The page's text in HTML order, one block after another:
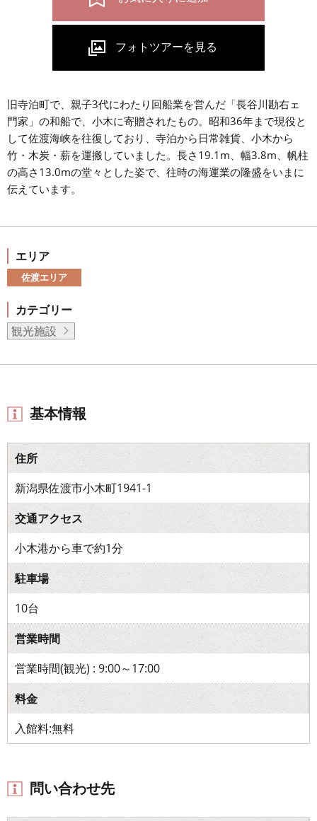
旧寺泊町で、親子3代にわたり回船業を営んだ「長谷川勘右ェ
門家」の和船で、小木に寄贈されたもの。昭和36年まで現役と
して佐渡海峡を往復しており、寺泊から日常雑貨、小木から
竹・木炭・薪を運搬していました。長さ19.1m、幅3.8m、帆柱
の高さ13.0mの堂々とした姿で、往時の海運業の隆盛をいまに
伝えています。
エリア
佐渡エリア
カテゴリー
観光施設
基本情報
住所
新潟県佐渡市小木町1941-1
交通アクセス
小木港から車で約1分
駐車場
10台
営業時間
営業時間(観光) : 9:00～17:00
料金
入館料:無料
問い合わせ先